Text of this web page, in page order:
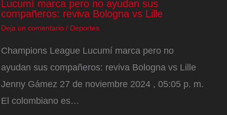
Lucumí marca pero no ayudan sus
compañeros: reviva Bologna vs Lille
Deja un comentario / Deportes
Champions League Lucumí marca pero no
ayudan sus compañeros: reviva Bologna vs Lille
Jenny Gámez 27 de noviembre 2024 , 05:05 p. m.
El colombiano es…